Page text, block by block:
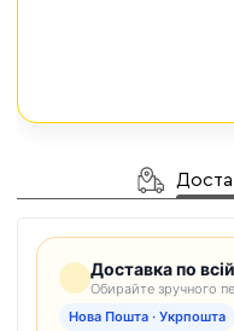
Доставка по всій
Обирайте зручного
Нова Пошта · Укрпошта